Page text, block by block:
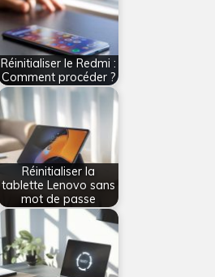
Réinitialiser le Redmi :
Comment procéder ?
Réinitialiser la
tablette Lenovo sans
mot de passe